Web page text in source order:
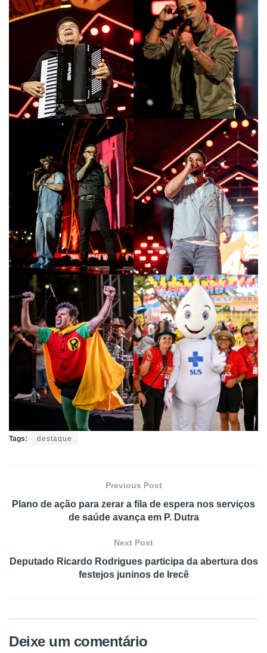
Tags: destaque
Previous Post
Plano de ação para zerar a fila de espera nos serviços
de saúde avança em P. Dutra
Next Post
Deputado Ricardo Rodrigues participa da abertura dos
festejos juninos de Irecê
Deixe um comentário